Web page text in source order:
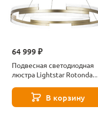
64 999 ₽
Подвесная светодиодная
люстра Lightstar Rotonda
В корзину